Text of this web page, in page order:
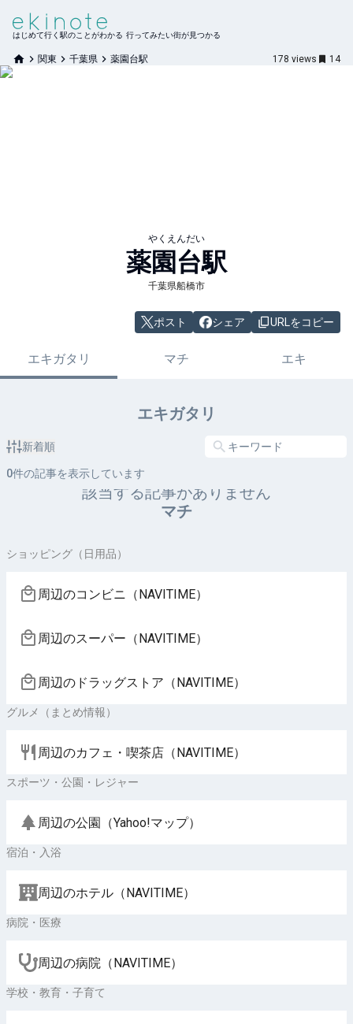
はじめて行く駅のことがわかる 行ってみたい街が見つかる
関東 千葉県 薬園台駅 178 views 14
やくえんだい
薬園台駅
千葉県船橋市
ポスト シェア URLをコピー
エキガタリ マチ エキ
エキガタリ
新着順
0件の記事を表示しています
該当する記事がありません
マチ
ショッピング（日用品）
周辺のコンビニ（NAVITIME）
周辺のスーパー（NAVITIME）
周辺のドラッグストア（NAVITIME）
グルメ（まとめ情報）
周辺のカフェ・喫茶店（NAVITIME）
スポーツ・公園・レジャー
周辺の公園（Yahoo!マップ）
宿泊・入浴
周辺のホテル（NAVITIME）
病院・医療
周辺の病院（NAVITIME）
学校・教育・子育て